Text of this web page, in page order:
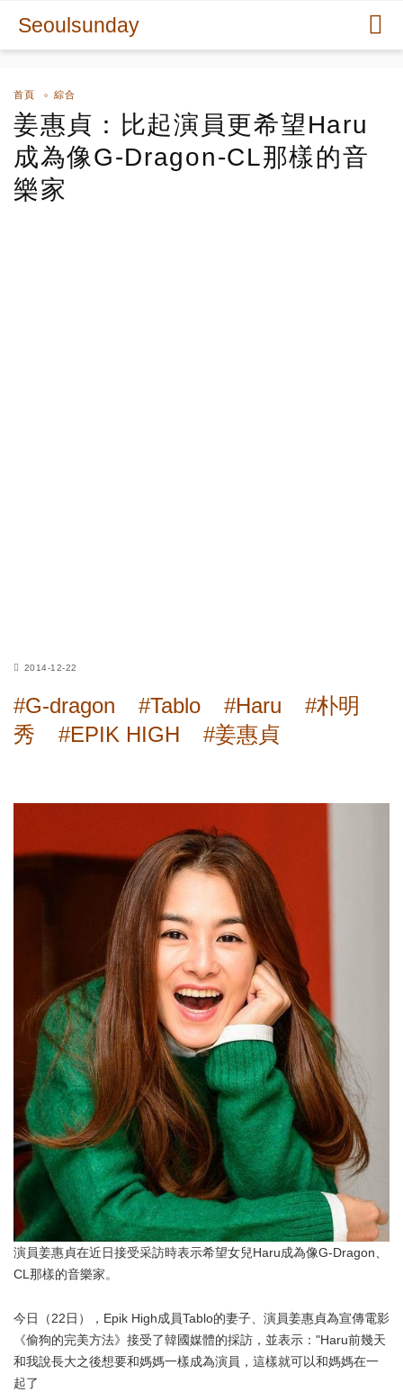
Seoulsunday
首頁 綜合
姜惠貞：比起演員更希望Haru
成為像G-Dragon-CL那樣的音
樂家
2014-12-22
#G-dragon #Tablo #Haru
#朴明
秀
#EPIK HIGH #姜惠貞
演員姜惠貞在近日接受采訪時表示希望女兒Haru成為像G-Dragon、
CL那樣的音樂家。
今日（22日），Epik High成員Tablo的妻子、演員姜惠貞為宣傳電影
《偷狗的完美方法》接受了韓國媒體的採訪，並表示："Haru前幾天
和我說長大之後想要和媽媽一樣成為演員，這樣就可以和媽媽在一
起了